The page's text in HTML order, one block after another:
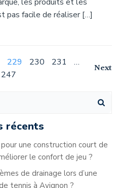
pas facile de réaliser […]
Page
229 Page
230 Page
231 …
247
Next
récents
une construction court de
le confort de jeu ?
de drainage lors d’une
tennis à Avignon ?